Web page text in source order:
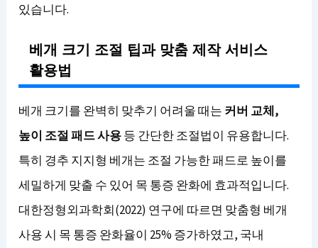
있습니다.
베개 크기 조절 팁과 맞춤 제작 서비스
활용법
베개 크기를 완벽히 맞추기 어려울 때는 커버 교체,
높이 조절 패드 사용등 간단한 조절법이 유용합니다.
특히 경추 지지형 베개는 조절 가능한 패드로 높이를
세밀하게 맞출 수 있어 목 통증 완화에 효과적입니다.
대한정형외과학회(2022) 연구에 따르면 맞춤형 베개
사용 시 목 통증 완화율이 25% 증가하였고, 국내